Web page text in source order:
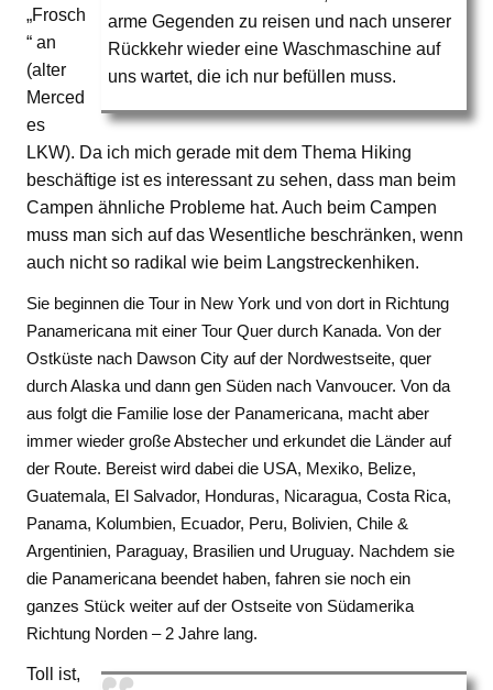
arme Gegenden zu reisen und nach unserer
Rückkehr wieder eine Waschmaschine auf
uns wartet, die ich nur befüllen muss.
„Frosch
“ an
(alter
Merced
es
LKW). Da ich mich gerade mit dem Thema Hiking
beschäftige ist es interessant zu sehen, dass man beim
Campen ähnliche Probleme hat. Auch beim Campen
muss man sich auf das Wesentliche beschränken, wenn
auch nicht so radikal wie beim Langstreckenhiken.
Sie beginnen die Tour in New York und von dort in Richtung
Panamericana mit einer Tour Quer durch Kanada. Von der
Ostküste nach Dawson City auf der Nordwestseite, quer
durch Alaska und dann gen Süden nach Vanvoucer. Von da
aus folgt die Familie lose der Panamericana, macht aber
immer wieder große Abstecher und erkundet die Länder auf
der Route. Bereist wird dabei die USA, Mexiko, Belize,
Guatemala, El Salvador, Honduras, Nicaragua, Costa Rica,
Panama, Kolumbien, Ecuador, Peru, Bolivien, Chile &
Argentinien, Paraguay, Brasilien und Uruguay. Nachdem sie
die Panamericana beendet haben, fahren sie noch ein
ganzes Stück weiter auf der Ostseite von Südamerika
Richtung Norden – 2 Jahre lang.
Toll ist,